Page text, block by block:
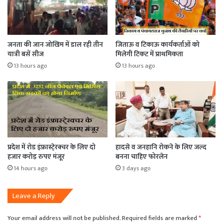
जनता की जान जोखिम में डाल रही तीन
यात्री बसें सीज
13 hours ago
जिताऊ व टिकाऊ कार्यकर्ताओं को
मिलेगी टिकट में प्राथमिकता
13 hours ago
प्रदेश में रोड इंफ्रास्टे्रक्चर के लिए दो
हजार करोड़ रुपए मंजूर
14 hours ago
हादसे व जनहानि रोकने के लिए जल्द
बनना चाहिए फोरलेन
3 days ago
Leave a Reply
Your email address will not be published.Required fields are marked*